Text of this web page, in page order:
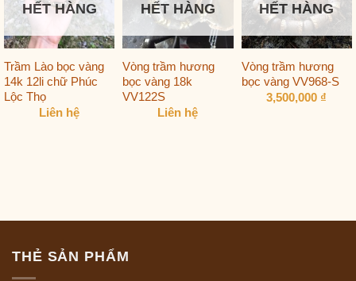
HẾT HÀNG
Trầm Lào bọc vàng
14k 12li chữ Phúc
Lộc Thọ
Liên hệ
HẾT HÀNG
Vòng trầm hương
bọc vàng 18k
VV122S
Liên hệ
HẾT HÀNG
Vòng trầm hương
bọc vàng VV968-S
3,500,000 ₫
THẺ SẢN PHẨM